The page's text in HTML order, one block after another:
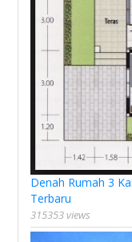
Denah Rumah 3
Terbaru
315353 views